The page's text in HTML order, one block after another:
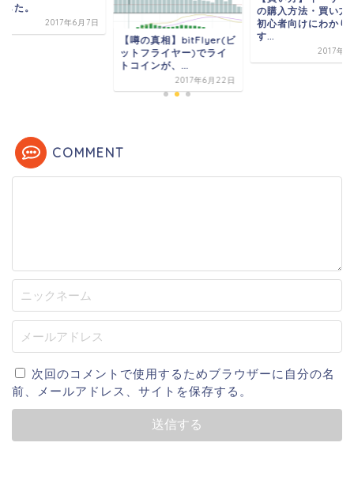
た。
2017年6月7日
【噂の真相】bitFlyer(ビ
ットフライヤー)でライ
トコインが、...
2017年6月22日
の購入方法・買い方
初心者向けにわかり
す...
2017年6
COMMENT
次回のコメントで使用するためブラウザーに自分の名
前、メールアドレス、サイトを保存する。